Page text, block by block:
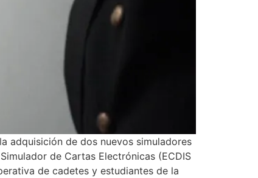
adquisición de dos nuevos simuladores
de Cartas Electrónicas (ECDIS
de cadetes y estudiantes de la